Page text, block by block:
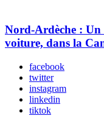
Nord-Ardèche : Un
voiture, dans la
facebook
twitter
instagram
linkedin
tiktok